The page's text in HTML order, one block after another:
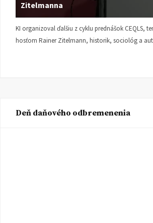
Zitelmanna
KI organizoval ďalšiu z cyklu prednášok CEQLS,
hosťom Rainer Zitelmann, historik, sociológ a
Deň daňového odbremenenia